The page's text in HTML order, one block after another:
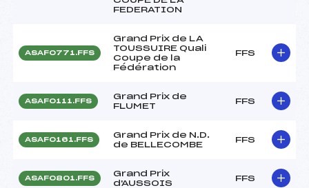
FEDERATION
ASAF0771.FFS
Grand Prix de LA
TOUSSUIRE Quali
Coupe de la
Fédération
FFS
ASAF0111.FFS
Grand Prix de
FLUMET
FFS
ASAF0161.FFS
Grand Prix de N.D.
de BELLECOMBE
FFS
ASAF0801.FFS
Grand Prix
d'AUSSOIS
FFS